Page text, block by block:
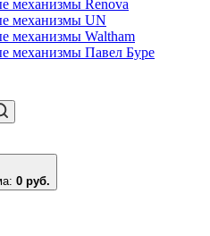
механизмы Renova
механизмы UN
механизмы Waltham
механизмы Павел Буре
0 руб.